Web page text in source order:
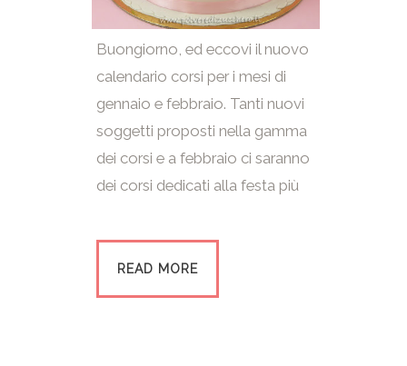
Buongiorno, ed eccovi il nuovo
calendario corsi per i mesi di
gennaio e febbraio. Tanti nuovi
soggetti proposti nella gamma
dei corsi e a febbraio ci saranno
dei corsi dedicati alla festa più
READ MORE